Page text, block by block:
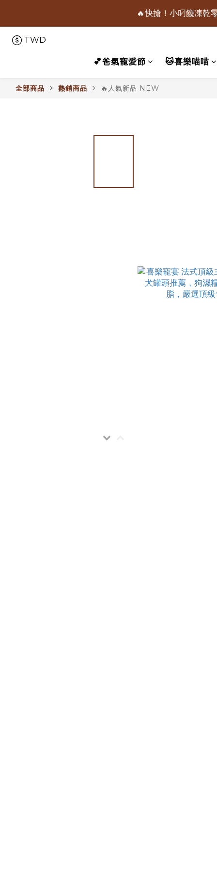
📢保健凍乾主食
🔥快搶！小叼饞凍
TWD
💕爸氣寵愛節 🐱喜樂喵喵
全部商品 熱銷商品 🔥人氣新品 NEW